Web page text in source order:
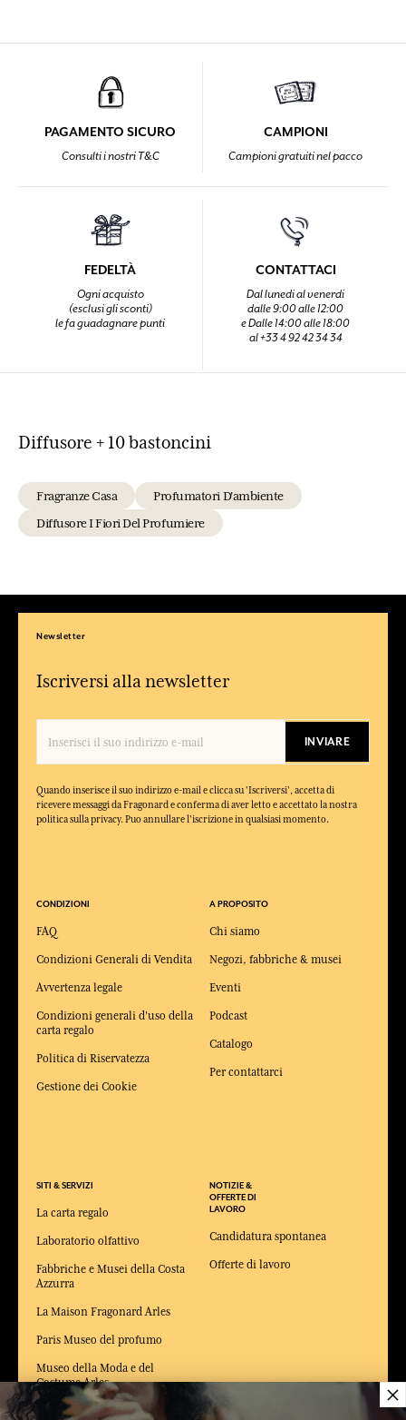
PAGAMENTO SICURO
Consulti i nostri T&C
CAMPIONI
Campioni gratuiti nel pacco
FEDELTÀ
Ogni acquisto
(esclusi gli sconti)
le fa guadagnare punti
CONTATTACI
Dal lunedi al venerdi
dalle 9:00 alle 12:00
e Dalle 14:00 alle 18:00
al +33 4 92 42 34 34
Diffusore + 10 bastoncini
Fragranze Casa
Profumatori D'ambiente
Diffusore I Fiori Del Profumiere
Newsletter
Iscriversi alla newsletter
INVIARE
Quando inserisce il suo indirizzo e-mail e clicca su 'Iscriversi', accetta di
ricevere messaggi da Fragonard e conferma di aver letto e accettato la nostra
politica sulla privacy. Puo annullare l'iscrizione in qualsiasi momento.
CONDIZIONI
FAQ
Condizioni Generali di Vendita
Avvertenza legale
Condizioni generali d'uso della
carta regalo
Politica di Riservatezza
Gestione dei Cookie
SITI & SERVIZI
La carta regalo
Laboratorio olfattivo
Fabbriche e Musei della Costa
Azzurra
La Maison Fragonard Arles
Paris Museo del profumo
Museo della Moda e del
Costume Arles
A PROPOSITO
Chi siamo
Negozi, fabbriche & musei
Eventi
Podcast
Catalogo
Per contattarci
NOTIZIE &
OFFERTE DI
LAVORO
Candidatura spontanea
Offerte di lavoro
×